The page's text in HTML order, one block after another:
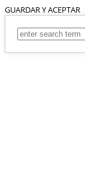
GUARDAR Y ACEPTAR